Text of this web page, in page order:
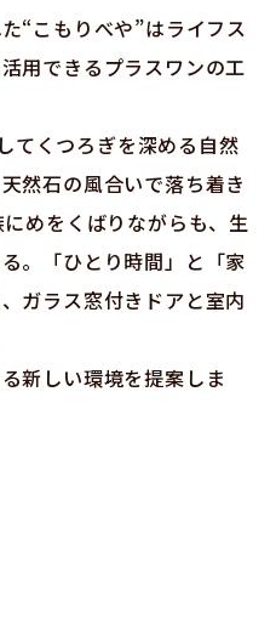
“こもりべや”はライフス
用できるプラスワンの工
てくつろぎを深める自然
然石の風合いで落ち着き
めをくばりながらも、生
。「ひとり時間」と「家
ガラス窓付きドアと室内
新しい環境を提案しま